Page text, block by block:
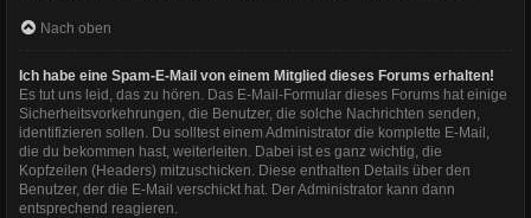
Nach oben
Ich habe eine Spam-E-Mail von einem Mitglied dieses Forums erhalten!
Es tut uns leid, das zu hören. Das E-Mail-Formular dieses Forums hat einige
Sicherheitsvorkehrungen, die Benutzer, die solche Nachrichten senden,
identifizieren sollen. Du solltest einem Administrator die komplette E-Mail,
die du bekommen hast, weiterleiten. Dabei ist es ganz wichtig, die
Kopfzeilen (Headers) mitzuschicken. Diese enthalten Details über den
Benutzer, der die E-Mail verschickt hat. Der Administrator kann dann
entsprechend reagieren.